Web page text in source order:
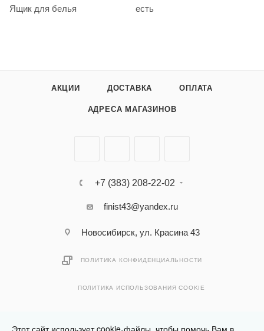
Ящик для белья есть
АКЦИИ ДОСТАВКА ОПЛАТА
АДРЕСА МАГАЗИНОВ
+7 (383) 208-22-02
finist43@yandex.ru
Новосибирск, ул. Красина 43
ПОЛИТИКА КОНФИДЕНЦИАЛЬНОСТИ
ПОЛИТИКА ИСПОЛЬЗОВАНИЯ COOKIE
Этот сайт использует cookie-файлы, чтобы помочь Вам в